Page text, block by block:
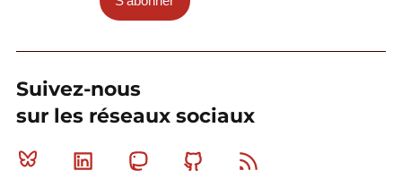
Suivez-nous
sur les réseaux sociaux
Bluesky Linkedin MastodonGithub